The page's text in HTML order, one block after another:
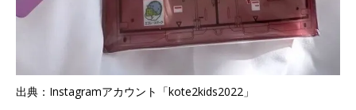
出典：Instagramアカウント「kote2kids2022」